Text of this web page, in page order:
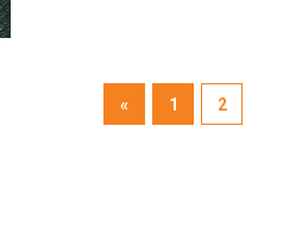
« 1 2